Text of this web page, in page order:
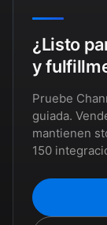
¿Listo
y
Pruebe
guiada.
mantienen
150